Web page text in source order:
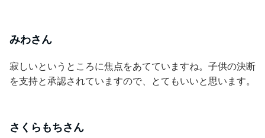
みわさん
寂しいというところに焦点をあてていますね。子供の決断
を支持と承認されていますので、とてもいいと思います。
さくらもちさん